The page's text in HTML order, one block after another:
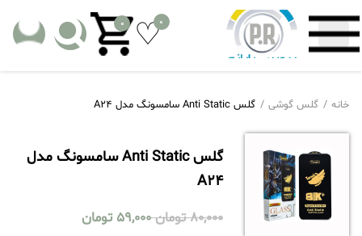
0
0
خانه گلس گوشی گلس Anti Static سامسونگ مدل A24
گلس Anti Static سامسونگ مدل
A24
80,000 تومان 59,000 تومان